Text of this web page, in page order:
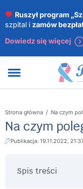
Ruszył program
szpital i zamów
Dowiedz się więcej
Strona główna / Na czym
Na czym
Publikacja: 19.11.2022,
Spis treści